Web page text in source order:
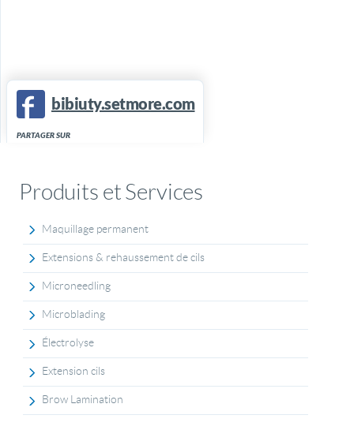
bibiuty.setmore.com
PARTAGER SUR
Produits et Services
Maquillage permanent
Extensions & rehaussement de cils
Microneedling
Microblading
Électrolyse
Extension cils
Brow Lamination